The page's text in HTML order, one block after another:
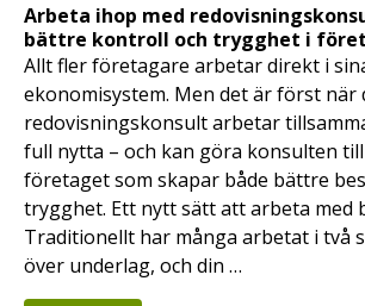
Arbeta ihop med
bättre kontroll och trygghet i
Allt fler företagare arbetar direkt i
ekonomisystem. Men det är först när
redovisningskonsult arbetar
full nytta – och kan göra konsulten
företaget som skapar både bättre
trygghet. Ett nytt sätt att arbeta med
Traditionellt har många arbetat i två
över underlag, och din …